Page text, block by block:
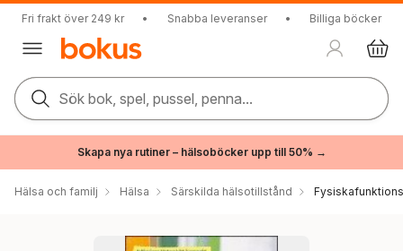
Fri frakt över 249 kr • Snabba leveranser • Billiga böcker
Sök bok, spel, pussel, penna...
Skapa nya rutiner – hälsoböcker upp till 50% →
Hälsa och familj Hälsa Särskilda hälsotillstånd